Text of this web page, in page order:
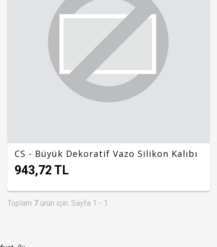
CS - Büyük Dekoratif Vazo Silikon Kalıbı
943,72 TL
Toplam 7 ürün için. Sayfa 1 - 1